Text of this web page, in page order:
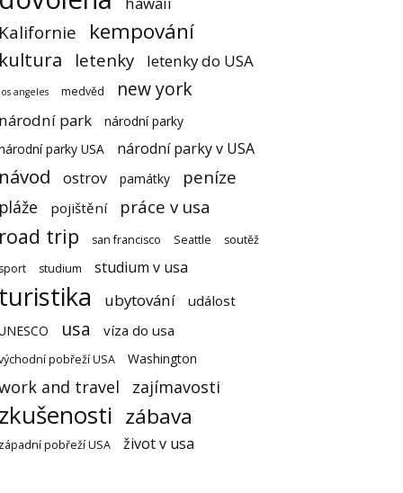
kempování
letenky letenky do USA
angeles medvěd new york
park
národní parky
parky USA
národní parky v USA
ostrov památky peníze
pojištění práce v usa
trip san francisco Seattle
soutěž
studium studium v usa
ubytování událost
usa víza do usa
pobřeží USA Washington
and travel zajímavosti
zábava
pobřeží USA život v usa